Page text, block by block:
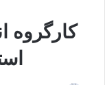
کارگروه